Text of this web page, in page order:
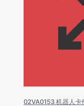
02VA0153 机器人卡